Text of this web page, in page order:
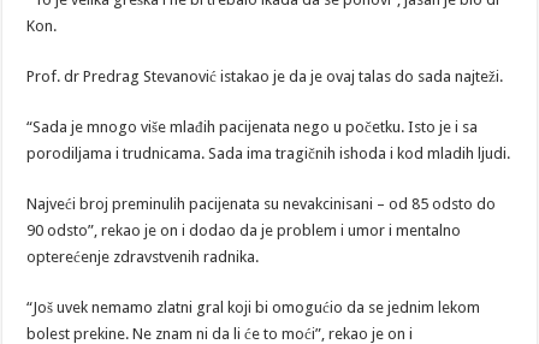
Kon.
Prof. dr Predrag Stevanović istakao je da je ovaj talas do sada najteži.
“Sada je mnogo više mlađih pacijenata nego u početku. Isto je i sa
porodiljama i trudnicama. Sada ima tragičnih ishoda i kod mladih ljudi.
Najveći broj preminulih pacijenata su nevakcinisani – od 85 odsto do
90 odsto”, rekao je on i dodao da je problem i umor i mentalno
opterećenje zdravstvenih radnika.
“Još uvek nemamo zlatni gral koji bi omogućio da se jednim lekom
bolest prekine. Ne znam ni da li će to moći”, rekao je on i